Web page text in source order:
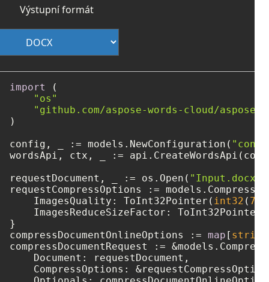
Výstupní formát
import
(
"os"
"github.com/aspose-words-cloud/
)
config, _ := models.NewConfiguration(
wordsApi, ctx, _ :=
requestDocument, _ := os.Open( "Input.docx"
requestCompressOptions :=
    ImagesQuality: ToInt32Pointer(
int32 ( 75
    ImagesReduceSizeFactor: ToInt32Pointer(
}
compressDocumentOnlineOptions := map [ string
compressDocumentRequest :=
    Document: requestDocument,
CompressOptions: